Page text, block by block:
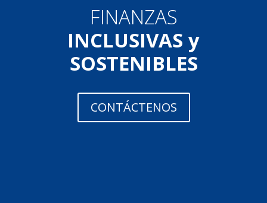
FINANZAS
INCLUSIVAS y
SOSTENIBLES
CONTÁCTENOS